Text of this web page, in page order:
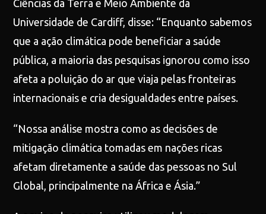
Ciências da Terra e Meio Ambiente da
Universidade de Cardiff, disse: “Enquanto sabemos
que a ação climática pode beneficiar a saúde
pública, a maioria das pesquisas ignorou como isso
afeta a poluição do ar que viaja pelas fronteiras
internacionais e cria desigualdades entre países.
“Nossa análise mostra como as decisões de
mitigação climática tomadas em nações ricas
afetam diretamente a saúde das pessoas no Sul
Global, principalmente na África e Ásia.”